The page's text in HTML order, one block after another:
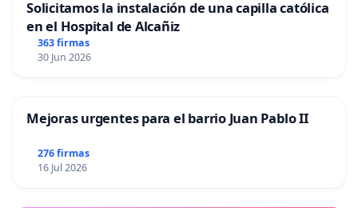
Solicitamos la instalación de una capilla católica
en el Hospital de Alcañiz
363 firmas
30 Jun 2026
Mejoras urgentes para el barrio Juan Pablo II
276 firmas
16 Jul 2026